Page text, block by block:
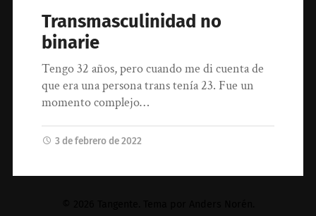
Transmasculinidad no
binarie
Tengo 32 años, pero cuando me di cuenta de
que era una persona trans tenía 23. Fue un
momento complejo…
3 de febrero de 2022